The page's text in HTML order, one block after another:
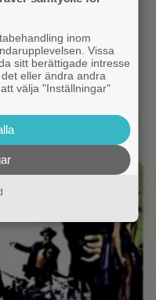
inom
Vissa
sitt berättigade intresse
eller ändra andra
välja "Inställningar"